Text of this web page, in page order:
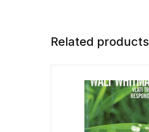
Related products